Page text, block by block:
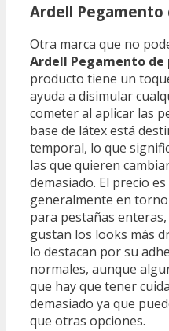
Ardell
Otra marca que no
Ardell Pegamento de
producto tiene un
ayuda a disimular
cometer al aplicar las
base de látex está
temporal, lo que
las que quieren
demasiado. El precio
generalmente en
para pestañas
gustan los looks más
lo destacan por su
normales, aunque
que hay que tener
demasiado ya que
que otras opciones.